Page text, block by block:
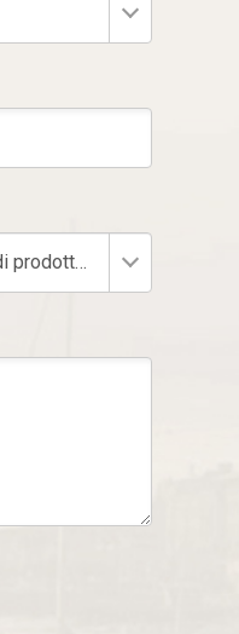
-- Seleziona una linea di prodotto --